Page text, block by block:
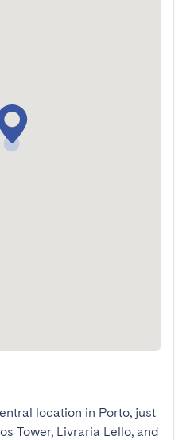
location in Porto, just
Tower, Livraria Lello, and